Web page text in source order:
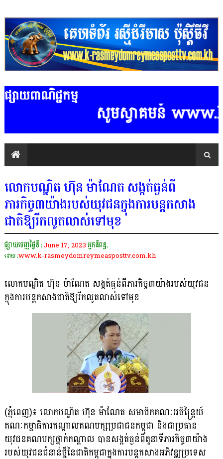
ផ្សាយពាណិជ្ជកម្ម
សូមស្វាគមន៍
លោកបណ្ឌិត ហ៊ុន ម៉ាណែត សង្កត់ធ្ងន់ពី
ភារកិច្ច៣យ៉ាងរបស់យុវជនក្នុងការបន្តកសាង
ជាតិឱ្យរីកលូតលាស់ទៅមុខ
ផ្សាយចេញថ្ងៃទី :June 17, 2023 អ្នកនិពន្ធ.
ដោយ :www.k-rasmeydomreymeasposttv.com.kh
លោកបណ្ឌិត ហ៊ុន ម៉ាណែត សង្កត់ធ្ងន់ពីភារកិច្ច៣យ៉ាងរបស់យុវជន
ក្នុងការបន្តកសាងជាតិឱ្យរីកលូតលាស់ទៅមុខ
(ភ្នំពេញ)៖ លោកបណ្ឌិត ហ៊ុន ម៉ាណែត សមាជិកគណៈអចិន្ត្រៃយ៍
គណៈកម្មាធិការកណ្តាលគណបក្សប្រជាជនកម្ពុជា និងជាប្រធាន
យុវជនគណបក្សថ្នាក់កណ្តាល បានសង្កត់ធ្ងន់ពីតួនាទីភារកិច្ច៣យ៉ាង
របស់យុវជនជំនាន់ថ្មីនៃជាតិកម្ពុជាក្នុងការបន្តកសាងអភិវឌ្ឍប្រទេស